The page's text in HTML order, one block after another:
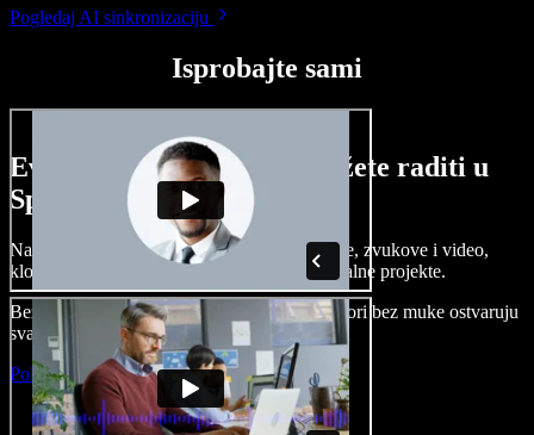
Pogledaj AI sinkronizaciju
Isprobajte sami
Evo malog pregleda što možete raditi u
Speechify Studiju.
Napravite voice overe, dodajte besplatne slike, zvukove i video,
klonirajte svoj glas i složite sjajne audio-vizualne projekte.
Bez učenja i sve dostupno u pregledniku, autori bez muke ostvaruju
svaku kreativnu ideju.
Pokreni Studio